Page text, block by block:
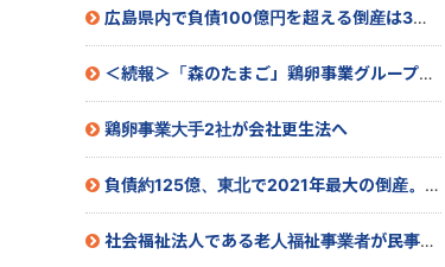
広島県内で負債100億円を超える倒産は3年10ヵ月ぶり。特別清算へ
＜続報＞「森のたまご」鶏卵事業グループの会社更生手続き開始
鶏卵事業大手2社が会社更生法へ
負債約125億、東北で2021年最大の倒産。民事再生法申請へ
社会福祉法人である老人福祉事業者が民事再生法申請へ